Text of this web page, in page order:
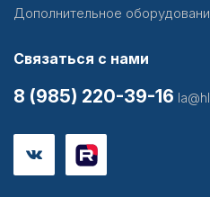
Дополнительное
Связаться с нами
8 (985) 220-39-16